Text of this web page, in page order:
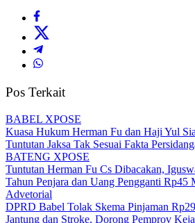
Pos Terkait
BABEL XPOSE
Kuasa Hukum Herman Fu dan Haji Yul
Tuntutan Jaksa Tak Sesuai Fakta
BATENG XPOSE
Tuntutan Herman Fu Cs Dibacakan,
Tahun Penjara dan Uang Pengganti Rp45
Advetorial
DPRD Babel Tolak Skema Pinjaman
Jantung dan Stroke, Dorong Pemprov